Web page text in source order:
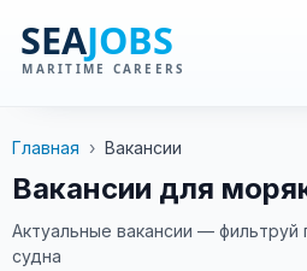
Главная › Вакансии
Вакансии для
Актуальные вакансии —
судна